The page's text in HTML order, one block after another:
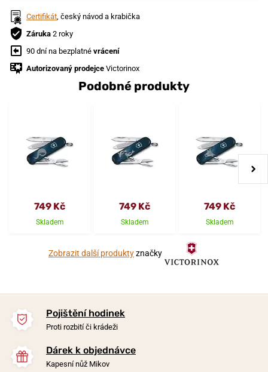
Certifikát, český návod a krabička
Záruka 2 roky
90 dní na bezplatné vrácení
Autorizovaný prodejce Victorinox
Podobné produkty
749 Kč
Skladem
749 Kč
Skladem
749 Kč
Skladem
Zobrazit další produktyznačky
Pojištění hodinek
Proti rozbití či krádeži
Dárek k objednávce
Kapesní nůž Mikov